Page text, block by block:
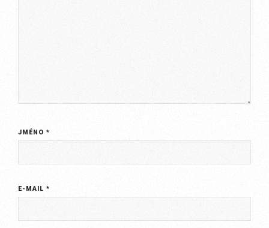
JMÉNO*
E-MAIL*